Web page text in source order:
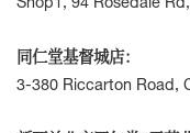
Shop1, 94 Rosedale
同仁堂基督城店：
3-380 Riccarton Road,